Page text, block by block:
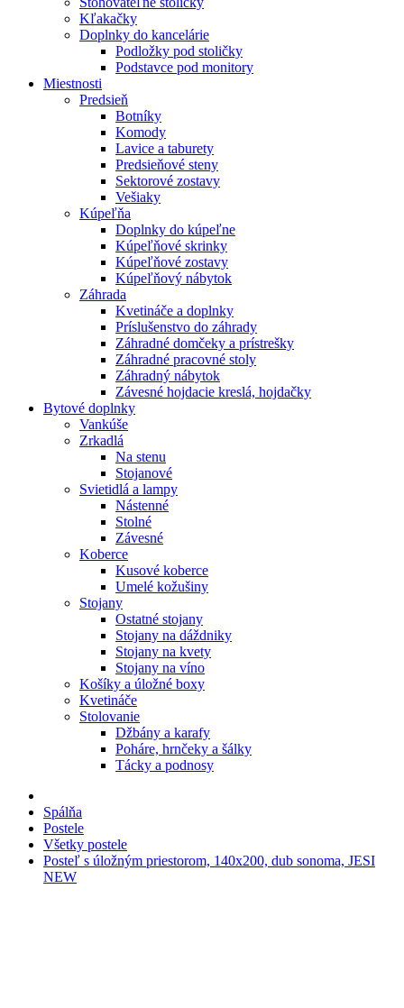
Kľakačky
Doplnky do kancelárie
Podložky pod stoličky
Podstavce pod monitory
Miestnosti
Predsieň
Botníky
Komody
Lavice a taburety
Predsieňové steny
Sektorové zostavy
Vešiaky
Kúpeľňa
Doplnky do kúpeľne
Kúpeľňové skrinky
Kúpeľňové zostavy
Kúpeľňový nábytok
Záhrada
Kvetináče a doplnky
Príslušenstvo do záhrady
Záhradné domčeky a prístrešky
Záhradné pracovné stoly
Záhradný nábytok
Závesné hojdacie kreslá, hojdačky
Bytové doplnky
Vankúše
Zrkadlá
Na stenu
Stojanové
Svietidlá a lampy
Nástenné
Stolné
Závesné
Koberce
Kusové koberce
Umelé kožušiny
Stojany
Ostatné stojany
Stojany na dáždniky
Stojany na kvety
Stojany na víno
Košíky a úložné boxy
Kvetináče
Stolovanie
Džbány a karafy
Poháre, hrnčeky a šálky
Tácky a podnosy
Spálňa
Postele
Všetky postele
Posteľ s úložným priestorom, 140x200, dub sonoma, JESI
NEW